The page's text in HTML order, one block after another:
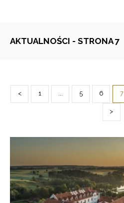
AKTUALNOŚCI - STRONA 7
< 1 ... 5 6 7
>